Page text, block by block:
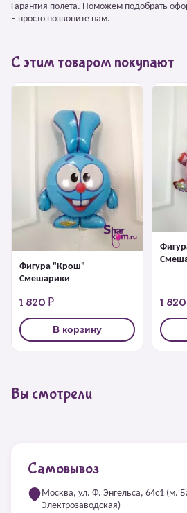
Гарантия полёта. Поможем подобрать
– просто позвоните нам.
С этим товаром покупают
Фигура "Крош"
Смешарики
1 820 ₽
В корзину
1
Вы смотрели
Самовывоз
Москва, ул. Ф. Энгельса, 64с1 (м.
Электрозаводская)